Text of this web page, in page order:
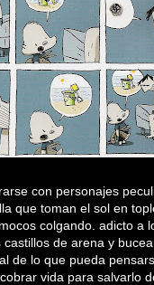
con personajes
que toman el sol en
colgando. adicto a
de arena y
de lo que pueda
vida para salvarlo